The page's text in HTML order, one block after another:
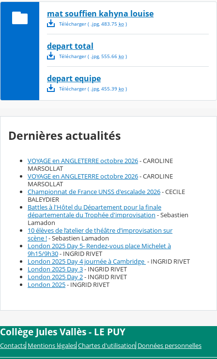
mat souffien kahyna louise
Télécharger( .jpg, 483.75 ko)
depart total
Télécharger( .jpg, 555.66 ko)
depart equipe
Télécharger( .jpg, 455.39 ko)
Dernières actualités
VOYAGE en ANGLETERRE octobre 2026- CAROLINE
MARSOLLAT
VOYAGE en ANGLETERRE octobre 2026- CAROLINE
MARSOLLAT
Championnat de France UNSS d'escalade 2026- CECILE
BALEYDIER
Battles à l'Hôtel du Département pour la finale
départementale du Trophée d'improvisation - Sebastien
Lamadon
10 élèves de l’atelier de théâtre d’improvisation sur
scène !- Sebastien Lamadon
London 2025 Day 5- Rendez-vous place Michelet à
9h15/9h30- INGRID RIVET
London 2025 Day 4 journée à Cambridge - INGRID RIVET
London 2025 Day 3- INGRID RIVET
London 2025 Day 2- INGRID RIVET
London 2025- INGRID RIVET
Collège Jules Vallès - LE PUY
Contacts Mentions légales Chartes d'utilisation Données personnelles